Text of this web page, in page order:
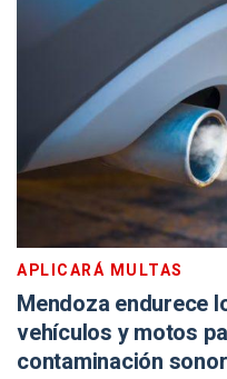
APLICARÁ MULTAS
Mendoza endurece
vehículos y motos
contaminación